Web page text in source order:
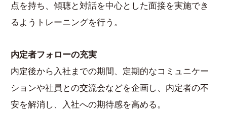
点を持ち、傾聴と対話を中心とした面接を実施でき
るようトレーニングを行う。
内定者フォローの充実
内定後から入社までの期間、定期的なコミュニケー
ションや社員との交流会などを企画し、内定者の不
安を解消し、入社への期待感を高める。